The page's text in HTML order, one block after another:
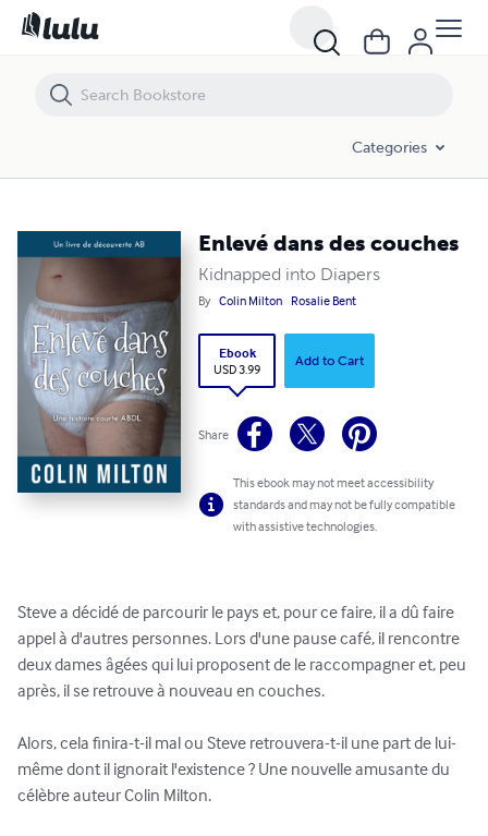
Categories
Enlevé dans des couches
Kidnapped into Diapers
By Colin Milton Rosalie Bent
Ebook
USD 3.99
Add to Cart
Share
This ebook may not meet accessibility
standards and may not be fully compatible
with assistive technologies.
Steve a décidé de parcourir le pays et, pour ce faire, il a dû faire
appel à d'autres personnes. Lors d'une pause café, il rencontre
deux dames âgées qui lui proposent de le raccompagner et, peu
après, il se retrouve à nouveau en couches.
Alors, cela finira-t-il mal ou Steve retrouvera-t-il une part de lui-
même dont il ignorait l'existence ? Une nouvelle amusante du
célèbre auteur Colin Milton.
Enlevé dans des couches